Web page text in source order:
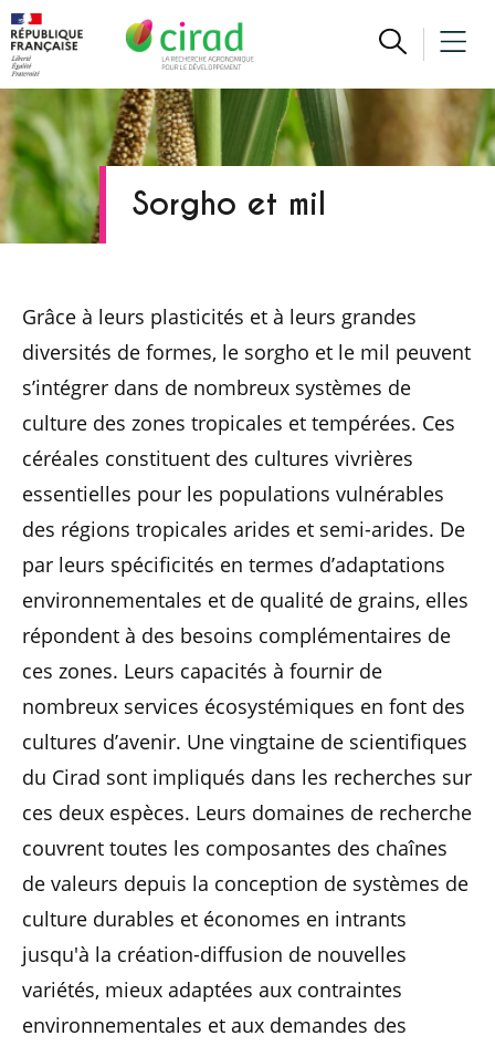
Sorgho et mil
Grâce à leurs plasticités et à leurs grandes
diversités de formes, le sorgho et le mil peuvent
s’intégrer dans de nombreux systèmes de
culture des zones tropicales et tempérées. Ces
céréales constituent des cultures vivrières
essentielles pour les populations vulnérables
des régions tropicales arides et semi-arides. De
par leurs spécificités en termes d’adaptations
environnementales et de qualité de grains, elles
répondent à des besoins complémentaires de
ces zones. Leurs capacités à fournir de
nombreux services écosystémiques en font des
cultures d’avenir. Une vingtaine de scientifiques
du Cirad sont impliqués dans les recherches sur
ces deux espèces. Leurs domaines de recherche
couvrent toutes les composantes des chaînes
de valeurs depuis la conception de systèmes de
culture durables et économes en intrants
jusqu'à la création-diffusion de nouvelles
variétés, mieux adaptées aux contraintes
environnementales et aux demandes des